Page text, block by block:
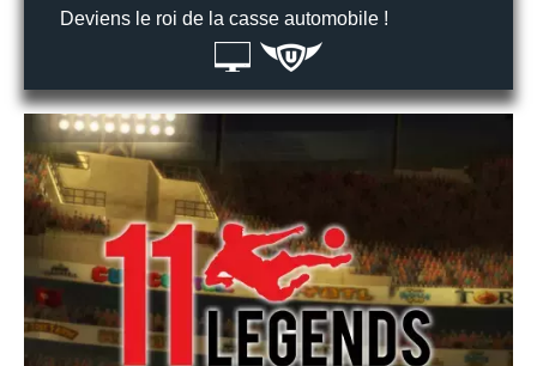
Deviens le roi de la casse automobile !